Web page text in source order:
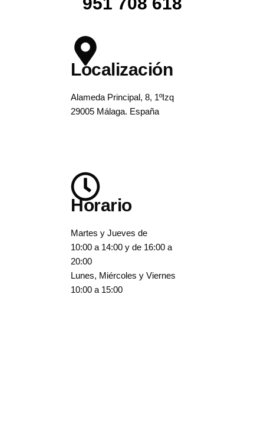
Localización
Alameda Principal, 8, 1ºIzq
29005 Málaga. España
Horario
Martes y Jueves de
10:00 a 14:00 y de 16:00 a
20:00
Lunes, Miércoles y Viernes
10:00 a 15:00